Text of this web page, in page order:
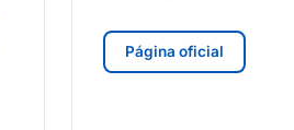
Página oficial